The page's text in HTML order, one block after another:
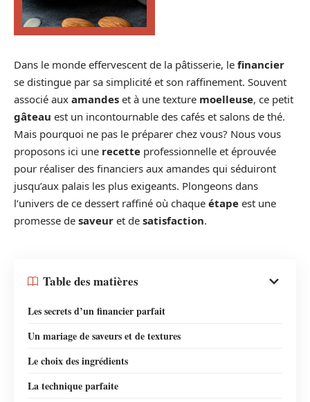
Dans le monde effervescent de la pâtisserie, le financier
se distingue par sa simplicité et son raffinement. Souvent
associé aux amandes et à une texture moelleuse, ce petit
gâteau est un incontournable des cafés et salons de thé.
Mais pourquoi ne pas le préparer chez vous? Nous vous
proposons ici une recette professionnelle et éprouvée
pour réaliser des financiers aux amandes qui séduiront
jusqu’aux palais les plus exigeants. Plongeons dans
l’univers de ce dessert raffiné où chaque étape est une
promesse de saveur et de satisfaction.
Table des matières
Les secrets d’un financier parfait
Un mariage de saveurs et de textures
Le choix des ingrédients
La technique parfaite